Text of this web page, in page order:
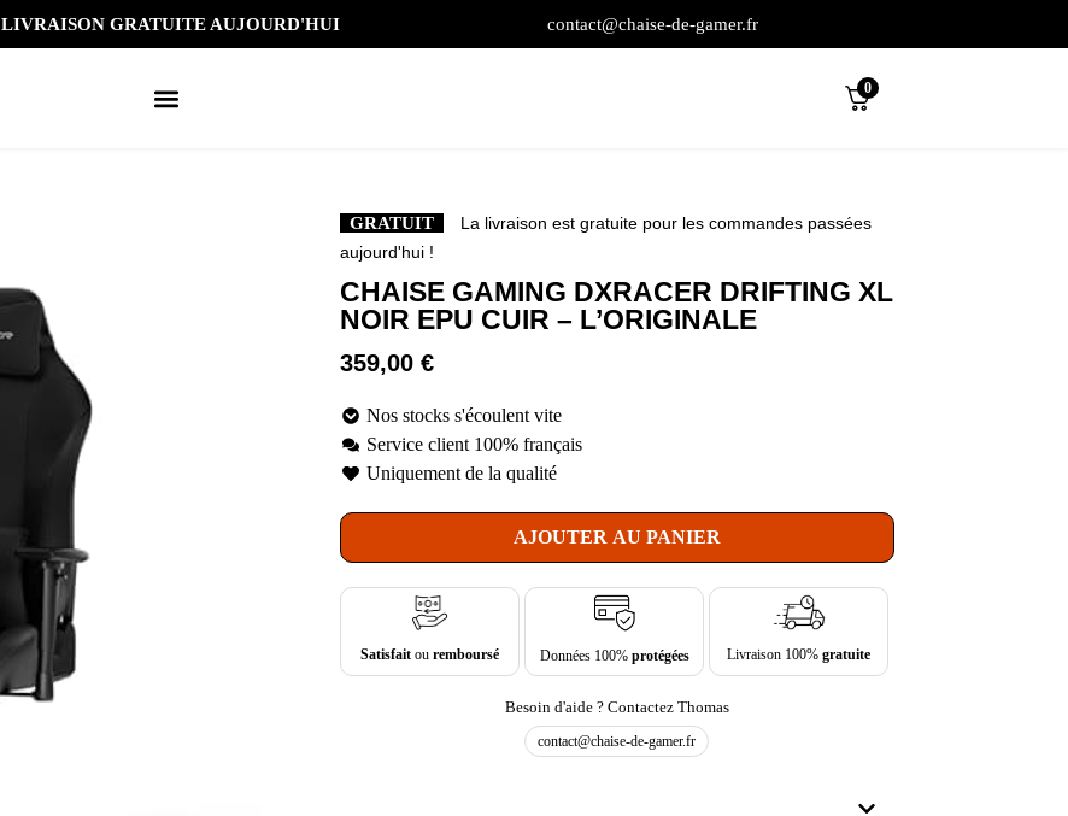
LIVRAISON GRATUITE AUJOURD'HUI contact@chaise-de-gamer.fr
0
GRATUIT
La livraison est gratuite pour les commandes passées
aujourd'hui !
CHAISE GAMING DXRACER DRIFTING XL
NOIR EPU CUIR – L’ORIGINALE
359,00 €
Nos stocks s'écoulent vite
Service client 100% français
Uniquement de la qualité
AJOUTER AU PANIER
Satisfait ouremboursé Données 100% protégées Livraison 100%gratuite
Besoin d'aide ? Contactez Thomas
contact@chaise-de-gamer.fr